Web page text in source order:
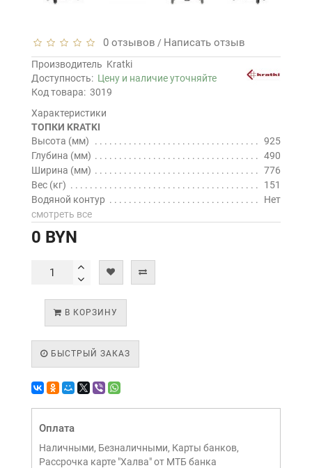
0 отзывов / Написать отзыв
Производитель Kratki
Доступность: Цену и наличие уточняйте
Код товара: 3019
Характеристики
ТОПКИ KRATKI
Высота (мм)
925
Глубина (мм)
490
Ширина (мм)
776
Вес (кг)
151
Водяной контур
Нет
смотреть все
0 BYN
В КОРЗИНУ
БЫСТРЫЙ ЗАКАЗ
Оплата
Наличными, Безналичными, Карты банков,
Рассрочка карте "Халва" от МТБ банка